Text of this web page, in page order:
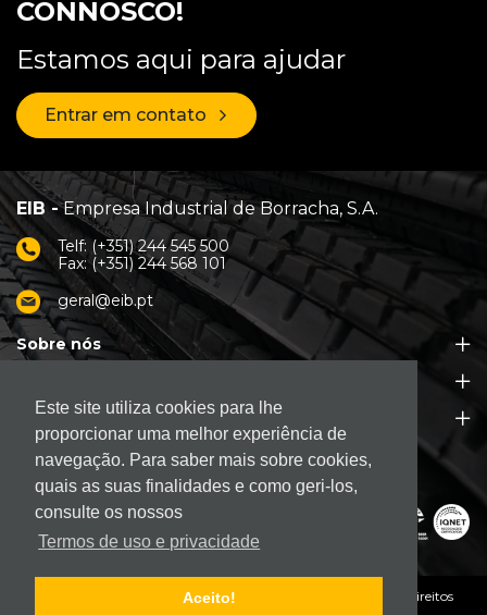
Este site utiliza cookies para lhe
proporcionar uma melhor experiência de
navegação. Para saber mais sobre cookies,
quais as suas finalidades e como geri-los,
consulte os nossos
Termos de uso e privacidade
Aceito!
CONNOSCO!
Estamos aqui para ajudar
Entrar em contato
EIB -Empresa Industrial de Borracha, S.A.
Telf: (+351) 244 545 500
Fax: (+351) 244 568 101
geral@eib.pt
Sobre nós
Apoio ao Cliente
© 2026. EIB - Empresa Industrial de Borracha, S.A.
Todos os direitos